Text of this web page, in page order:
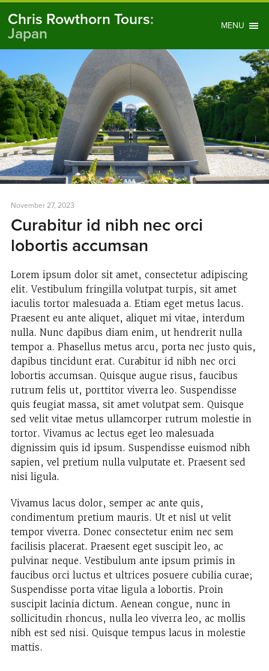
Chris Rowthorn Tours:
Japan
MENU
November 27, 2023
Curabitur id nibh nec orci
lobortis accumsan
Lorem ipsum dolor sit amet, consectetur adipiscing
elit. Vestibulum fringilla volutpat turpis, sit amet
iaculis tortor malesuada a. Etiam eget metus lacus.
Praesent eu ante aliquet, aliquet mi vitae, interdum
nulla. Nunc dapibus diam enim, ut hendrerit nulla
tempor a. Phasellus metus arcu, porta nec justo quis,
dapibus tincidunt erat. Curabitur id nibh nec orci
lobortis accumsan. Quisque augue risus, faucibus
rutrum felis ut, porttitor viverra leo. Suspendisse
quis feugiat massa, sit amet volutpat sem. Quisque
sed velit vitae metus ullamcorper rutrum molestie in
tortor. Vivamus ac lectus eget leo malesuada
dignissim quis id ipsum. Suspendisse euismod nibh
sapien, vel pretium nulla vulputate et. Praesent sed
nisi ligula.
Vivamus lacus dolor, semper ac ante quis,
condimentum pretium mauris. Ut et nisl ut velit
tempor viverra. Donec consectetur enim nec sem
facilisis placerat. Praesent eget suscipit leo, ac
pulvinar neque. Vestibulum ante ipsum primis in
faucibus orci luctus et ultrices posuere cubilia curae;
Suspendisse porta vitae ligula a lobortis. Proin
suscipit lacinia dictum. Aenean congue, nunc in
sollicitudin rhoncus, nulla leo viverra leo, ac mollis
nibh est sed nisi. Quisque tempus lacus in molestie
mattis.